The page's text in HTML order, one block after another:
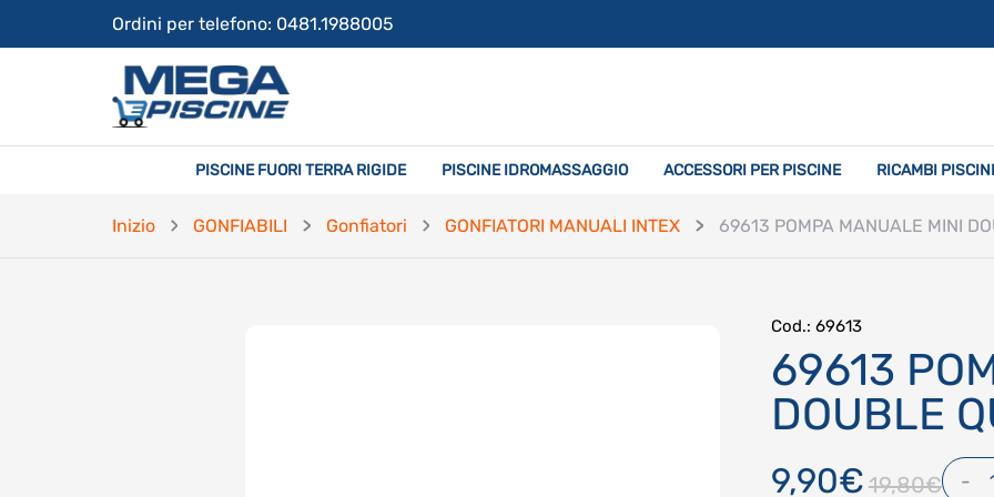
Ordini per telefono: 0481.1988005
PISCINE FUORI TERRA RIGIDE PISCINE IDROMASSAGGIO ACCESSORI PER PISCINE RICAMBI
Inizio GONFIABILI Gonfiatori GONFIATORI MANUALI INTEX 69613 POMPA MANUALE MINI
Cod.: 69613
69613
DOUBLE
9,90€ 19,80€ -